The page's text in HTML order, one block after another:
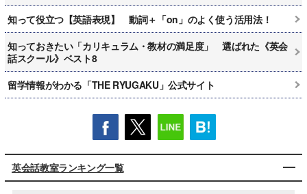
知って役立つ【英語表現】 動詞＋「on」のよく使う活用法！
知っておきたい「カリキュラム・教材の満足度」 選ばれた《英会
話スクール》ベスト8
留学情報がわかる「THE RYUGAKU」公式サイト
英会話教室ランキング一覧